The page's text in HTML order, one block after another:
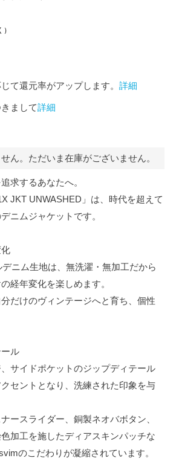
て還元率がアップします。詳細
まして詳細
ん。ただいま在庫がございません。
求するあなたへ。
JKT UNWASHED」は、時代を超えて
ニムジャケットです。
ニム生地は、無洗濯・無加工だから
経年変化を楽しめます。
だけのヴィンテージへと育ち、個性
ル
サイドポケットのジップディテール
セントとなり、洗練された印象を与
ースライダー、銅製ネオバボタン、
加工を施したディアスキンパッチな
のこだわりが凝縮されています。